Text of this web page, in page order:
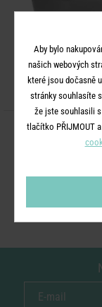
SPHERE
Kalíšek na vejce
Aby bylo
našich webových
které jsou dočasně
stránky souhlasíte
že jste souhlasili
tlačítko PŘIJMOUT